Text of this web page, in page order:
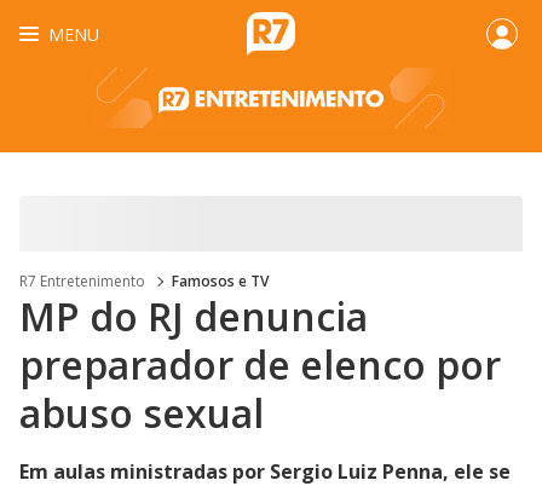
MENU
R7 Entretenimento Famosos e TV
MP do RJ denuncia
preparador de elenco por
abuso sexual
Em aulas ministradas por Sergio Luiz Penna, ele se